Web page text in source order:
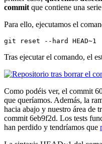
commit que contiene una
Para ello, ejecutamos el
git reset --hard HEAD~1
Tras ejecutar el comando, el
Como podéis ver, el commit
que queríamos. Además, la
hacia abajo y nuestro área de
commit 6eb9f2d. Los tests
han perdido y tendríamos que